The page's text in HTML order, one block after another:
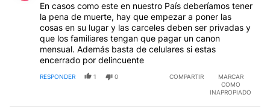
En casos como este en nuestro País deberíamos tener
la pena de muerte, hay que empezar a poner las
cosas en su lugar y las carceles deben ser privadas y
que los familiares tengan que pagar un canon
mensual. Además basta de celulares si estas
encerrado por delincuente
RESPONDER 1 0 COMPARTIR
MARCAR
COMO
INAPROPIADO